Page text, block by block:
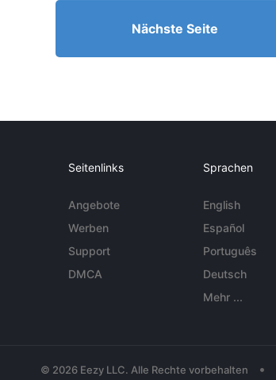
Nächste Seite
Seitenlinks
Angebote
Werben
Support
DMCA
Sprachen
English
Español
Português
Deutsch
Mehr ...
© 2026 Eezy LLC. Alle Rechte vorbehalten •